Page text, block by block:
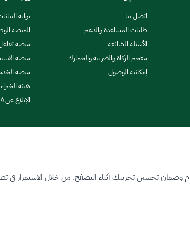
اتصل بنا
طلبات المساعدة والدعم
الأسئلة الشائعة
معجم الزكاة والضريبة والجمارك
إمكانية الوصول
بوابة
المنصة
منصة
منصة
منصة
هيئة
الإبلاغ
تحسين تجربتك أثناء التصفح. من خلال الاستمرار في